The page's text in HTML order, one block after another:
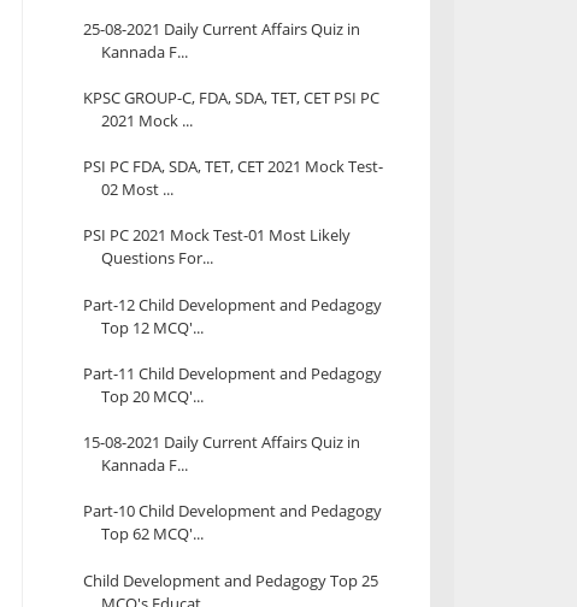
25-08-2021 Daily Current Affairs Quiz in
Kannada F...
KPSC GROUP-C, FDA, SDA, TET, CET PSI PC
2021 Mock ...
PSI PC FDA, SDA, TET, CET 2021 Mock Test-
02 Most ...
PSI PC 2021 Mock Test-01 Most Likely
Questions For...
Part-12 Child Development and Pedagogy
Top 12 MCQ'...
Part-11 Child Development and Pedagogy
Top 20 MCQ'...
15-08-2021 Daily Current Affairs Quiz in
Kannada F...
Part-10 Child Development and Pedagogy
Top 62 MCQ'...
Child Development and Pedagogy Top 25